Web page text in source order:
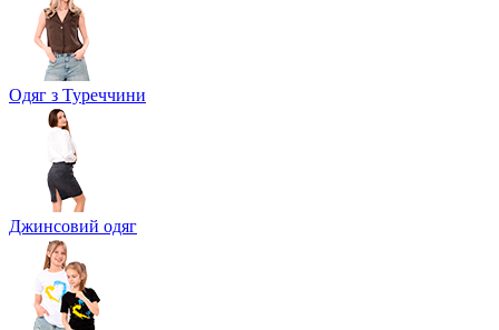
Одяг з Туреччини
Джинсовий одяг